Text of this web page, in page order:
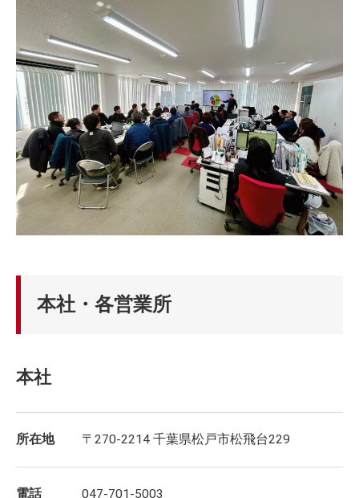
本社・各営業所
本社
所在地 〒270-2214 千葉県松戸市松飛台229
電話 047-701-5003